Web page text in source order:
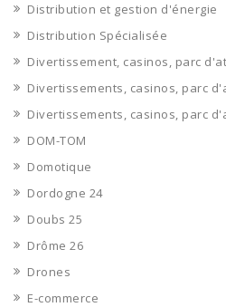
Distribution et gestion d'énergie
Distribution Spécialisée
Divertissement, casinos, parc
Divertissements, casinos, parc
Divertissements, casinos, parc
DOM-TOM
Domotique
Dordogne 24
Doubs 25
Drôme 26
Drones
E-commerce